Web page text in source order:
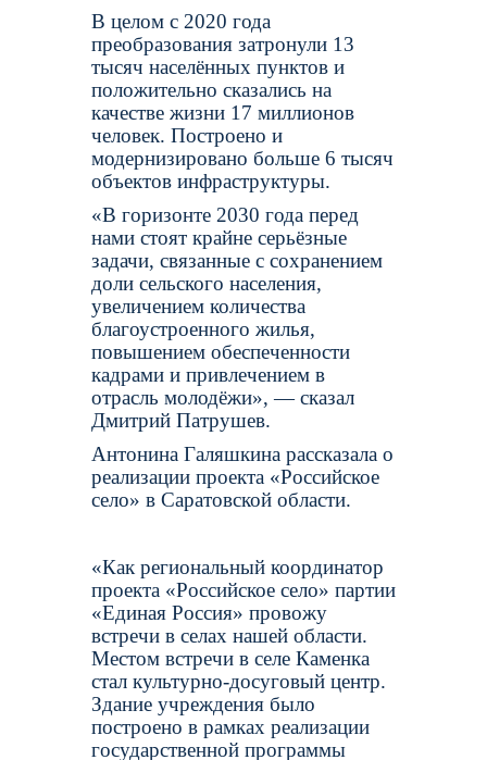
В целом с 2020 года
преобразования затронули 13
тысяч населённых пунктов и
положительно сказались на
качестве жизни 17 миллионов
человек. Построено и
модернизировано больше 6 тысяч
объектов инфраструктуры.
«В горизонте 2030 года перед
нами стоят крайне серьёзные
задачи, связанные с сохранением
доли сельского населения,
увеличением количества
благоустроенного жилья,
повышением обеспеченности
кадрами и привлечением в
отрасль молодёжи», — сказал
Дмитрий Патрушев.
Антонина Галяшкина рассказала о
реализации проекта «Российское
село» в Саратовской области.
«Как региональный координатор
проекта «Российское село» партии
«Единая Россия» провожу
встречи в селах нашей области.
Местом встречи в селе Каменка
стал культурно-досуговый центр.
Здание учреждения было
построено в рамках реализации
государственной программы